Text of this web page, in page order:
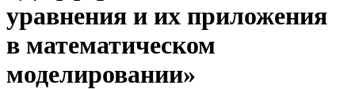
уравнения и их приложения
в математическом
моделировании»